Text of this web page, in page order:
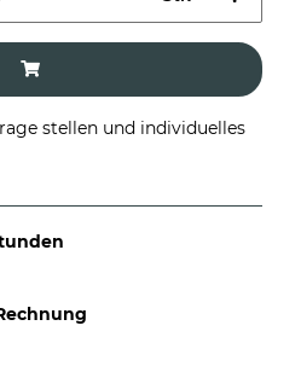
stellen und individuelles